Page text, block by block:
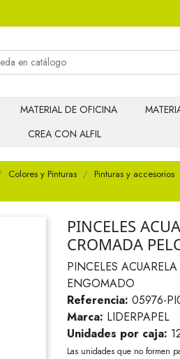
MATERIAL DE OFICINA
CREA CON ALFIL
Colores y Pinturas Pinturas y accesorios
PINCELES
CROMADA
PINCELES
ENGOMADO
Referencia: 05976-
Marca: LIDERPAPEL
Unidades por caja:
Las unidades que no formen